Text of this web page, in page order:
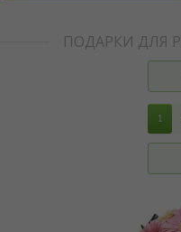
ПОДАРКИ ДЛЯ
1